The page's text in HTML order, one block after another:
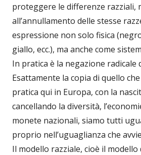
proteggere le differenze razziali,
all’annullamento delle stesse
espressione non solo fisica
giallo, ecc.), ma anche come
In pratica è la negazione radicale
Esattamente la copia di quello
pratica qui in Europa, con la
cancellando la diversità,
monete nazionali, siamo tutti
proprio nell’uguaglianza che
Il modello razziale, cioè il